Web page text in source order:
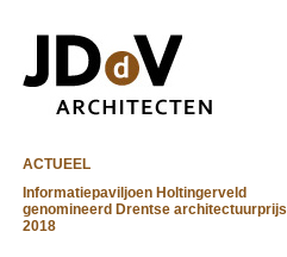
ACTUEEL
Informatiepaviljoen Holtingerveld
genomineerd Drentse architectuurprijs
2018